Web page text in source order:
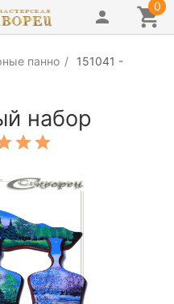
0
панно
151041 -
набор